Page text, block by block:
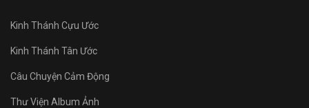
Kinh Thánh Cựu Ước
Kinh Thánh Tân Ước
Câu Chuyện Cảm Động
Thư Viện Album Ảnh